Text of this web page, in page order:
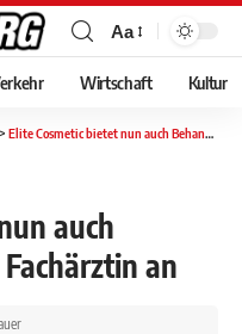
Aa
Wirtschaft Kultur
> Elite Cosmetic bietet nun auch Behandlungen durch Fachärztin an
auch
an